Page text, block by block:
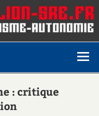
: critique